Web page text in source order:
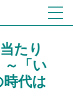
たり
「い
代は